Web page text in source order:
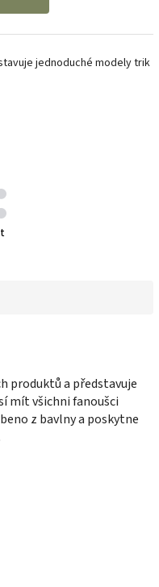
jednoduché modely trik
produktů a představuje
mít všichni fanoušci
z bavlny a poskytne